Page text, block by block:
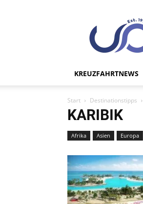
KREUZFAHRTNEWS
Start Destinationstipps
KARIBIK
Afrika Asien Europa